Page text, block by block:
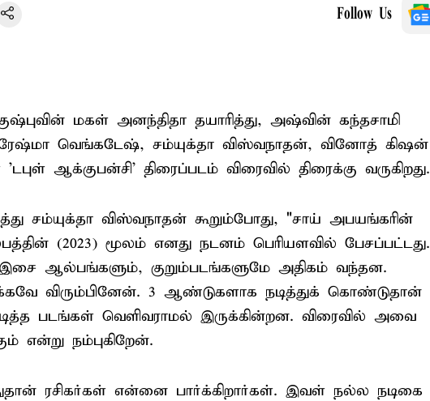
Follow Us
மகள் அனந்திதா தயாரித்து, அஷ்வின் கந்தசாமி
வெங்கடேஷ், சம்யுக்தா விஸ்வநாதன், வினோத் கிஷன்
ஆக்குபன்சி' திரைப்படம் விரைவில் திரைக்கு வருகிறது.
சம்யுக்தா விஸ்வநாதன் கூறும்போது, "சாய் அபயங்கரின்
(2023) மூலம் எனது நடனம் பெரியளவில் பேசப்பட்டது.
ஆல்பங்களும், குறும்படங்களுமே அதிகம் வந்தன.
விரும்பினேன். 3 ஆண்டுகளாக நடித்துக் கொண்டுதான்
படங்கள் வெளிவராமல் இருக்கின்றன. விரைவில் அவை
என்று நம்புகிறேன்.
ரசிகர்கள் என்னை பார்க்கிறார்கள். இவள் நல்ல நடிகை